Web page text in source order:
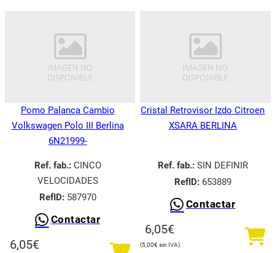
Pomo Palanca Cambio
Volkswagen Polo III Berlina
6N21999-
Ref. fab.:CINCO
VELOCIDADES
RefID:587970
Contactar
6,05€
Cristal Retrovisor Izdo Citroen
XSARA BERLINA
Ref. fab.:SIN DEFINIR
RefID:653889
Contactar
6,05€
5,00€